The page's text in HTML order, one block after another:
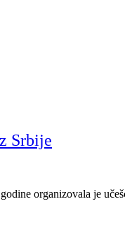
Srbije
organizovala je